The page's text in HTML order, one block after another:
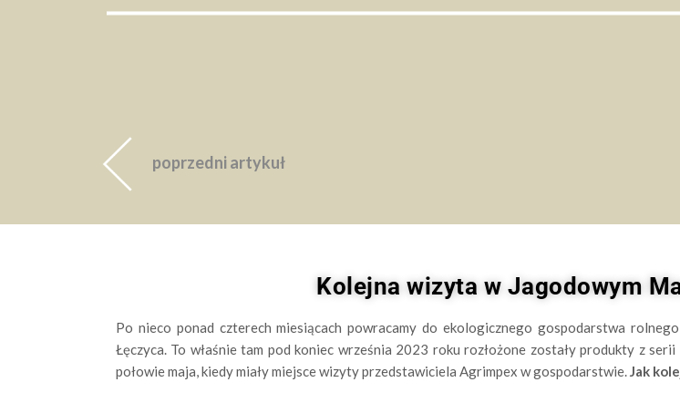
poprzedni artykuł
Kolejna wizyta w Jagodowym
Po nieco ponad czterech miesiącach powracamy do ekologicznego gospodarstwa
Łęczyca. To właśnie tam pod koniec września 2023 roku rozłożone zostały produkty z
połowie maja, kiedy miały miejsce wizyty przedstawiciela Agrimpex w gospodarstwie.Jak